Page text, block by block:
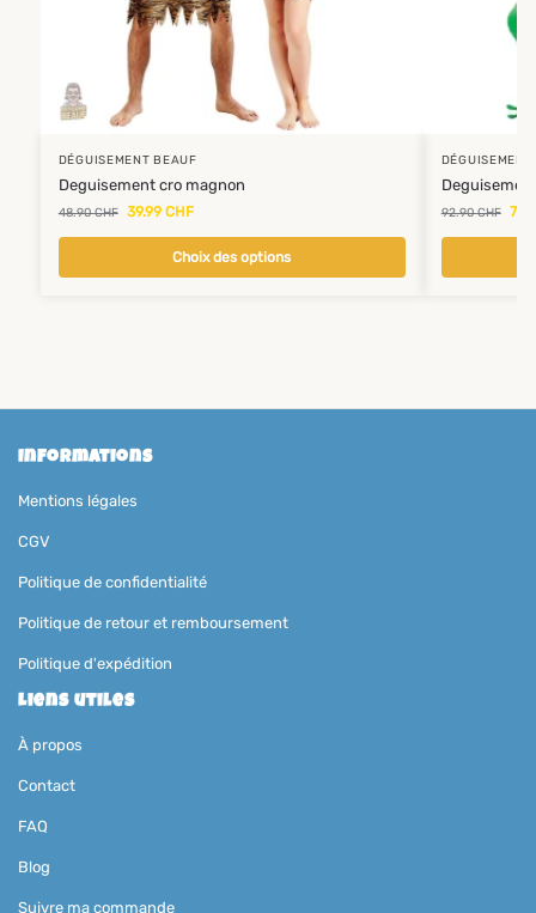
DÉGUISEMENT BEAUF
Deguisement cro magnon
48.90CHF 39.99 CHF
Choix des options
92.90CHF
Informations
Mentions légales
CGV
Politique de confidentialité
Politique de retour et remboursement
Politique d'expédition
Liens utiles
À propos
Contact
FAQ
Blog
Suivre ma commande